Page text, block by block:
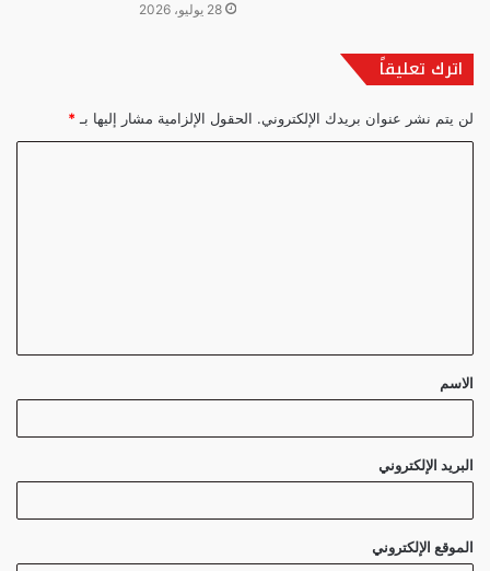
28 يوليو، 2026
اترك تعليقاً
لن يتم نشر عنوان بريدك الإلكتروني. الحقول الإلزامية مشار إليها بـ *
ق
*
الاسم
البريد الإلكتروني
الموقع الإلكتروني